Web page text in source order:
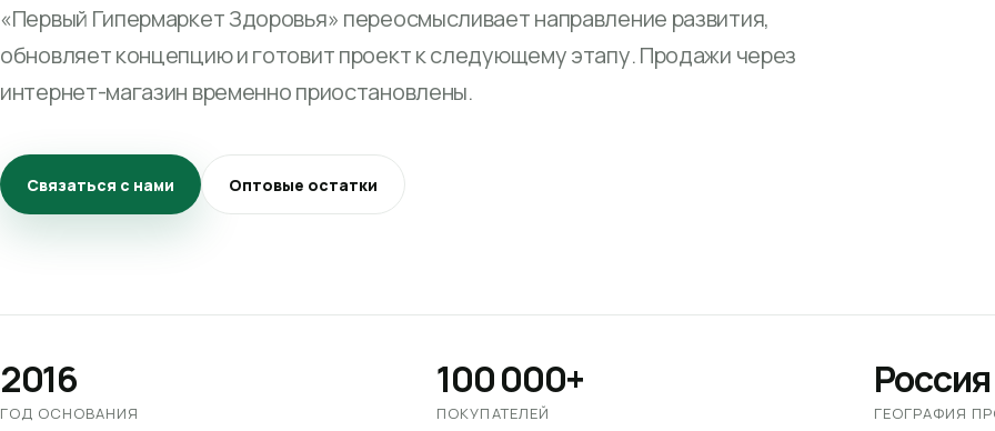
«Первый Гипермаркет Здоровья» переосмысливает направление развития,
обновляет концепцию и готовит проект к следующему этапу. Продажи через
интернет-магазин временно приостановлены.
Связаться с нами Оптовые остатки
2016
ГОД ОСНОВАНИЯ
100 000+
ПОКУПАТЕЛЕЙ
Россия
ГЕОГРАФИЯ